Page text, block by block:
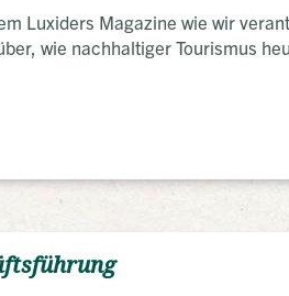
Luxiders Magazine wie wir
wie nachhaltiger Tourismus